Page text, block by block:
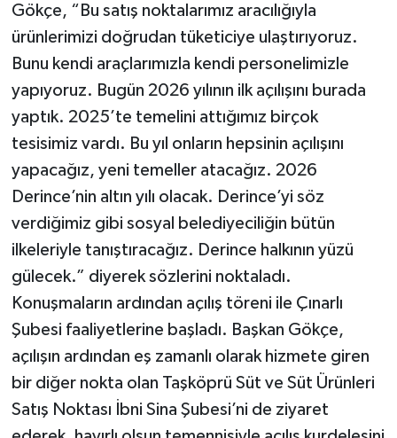
Gökçe, “Bu satış noktalarımız aracılığıyla
ürünlerimizi doğrudan tüketiciye ulaştırıyoruz.
Bunu kendi araçlarımızla kendi personelimizle
yapıyoruz. Bugün 2026 yılının ilk açılışını burada
yaptık. 2025’te temelini attığımız birçok
tesisimiz vardı. Bu yıl onların hepsinin açılışını
yapacağız, yeni temeller atacağız. 2026
Derince’nin altın yılı olacak. Derince’yi söz
verdiğimiz gibi sosyal belediyeciliğin bütün
ilkeleriyle tanıştıracağız. Derince halkının yüzü
gülecek.” diyerek sözlerini noktaladı.
Konuşmaların ardından açılış töreni ile Çınarlı
Şubesi faaliyetlerine başladı. Başkan Gökçe,
açılışın ardından eş zamanlı olarak hizmete giren
bir diğer nokta olan Taşköprü Süt ve Süt Ürünleri
Satış Noktası İbni Sina Şubesi’ni de ziyaret